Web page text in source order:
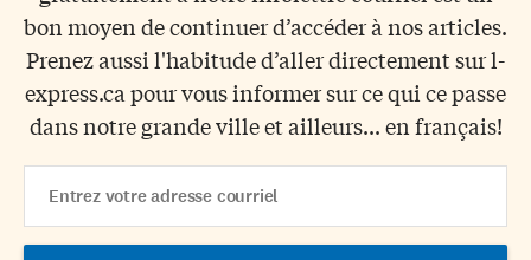
bon moyen de continuer d’accéder à nos articles.
Prenez aussi l'habitude d’aller directement sur l-
express.ca pour vous informer sur ce qui ce passe
dans notre grande ville et ailleurs... en français!
Address